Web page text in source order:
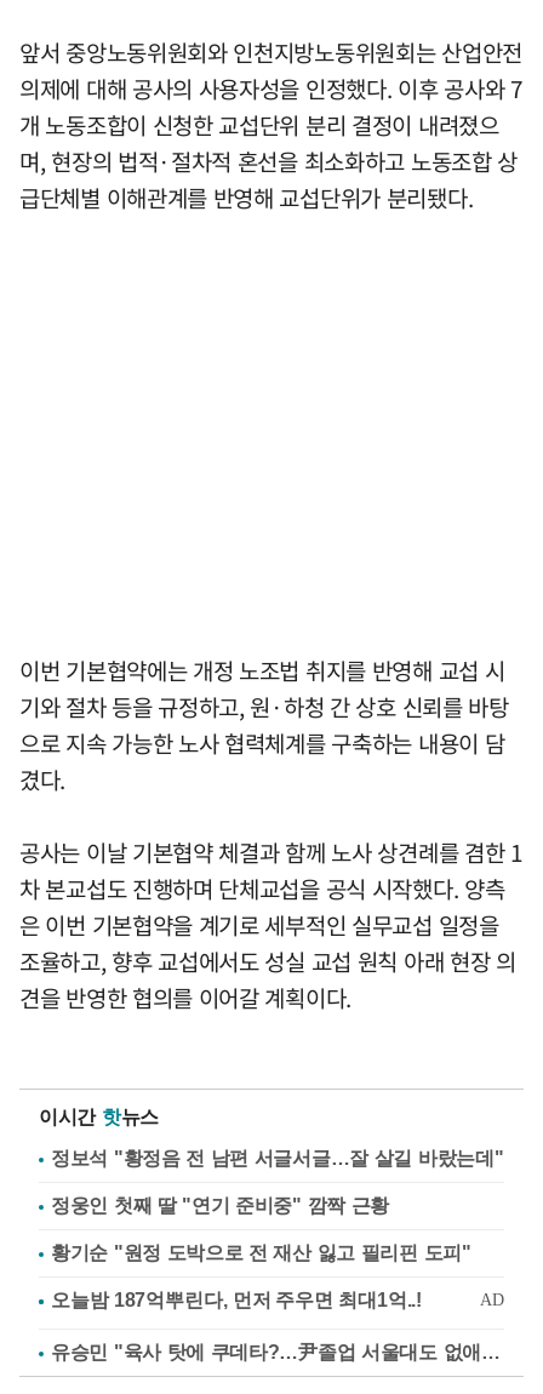
앞서 중앙노동위원회와 인천지방노동위원회는 산업안전
의제에 대해 공사의 사용자성을 인정했다. 이후 공사와 7
개 노동조합이 신청한 교섭단위 분리 결정이 내려졌으
며, 현장의 법적·절차적 혼선을 최소화하고 노동조합 상
급단체별 이해관계를 반영해 교섭단위가 분리됐다.
이번 기본협약에는 개정 노조법 취지를 반영해 교섭 시
기와 절차 등을 규정하고, 원·하청 간 상호 신뢰를 바탕
으로 지속 가능한 노사 협력체계를 구축하는 내용이 담
겼다.
공사는 이날 기본협약 체결과 함께 노사 상견례를 겸한 1
차 본교섭도 진행하며 단체교섭을 공식 시작했다. 양측
은 이번 기본협약을 계기로 세부적인 실무교섭 일정을
조율하고, 향후 교섭에서도 성실 교섭 원칙 아래 현장 의
견을 반영한 협의를 이어갈 계획이다.
이시간 핫뉴스
정보석 "황정음 전 남편 서글서글…잘 살길 바랐는데"
정웅인 첫째 딸 "연기 준비중" 깜짝 근황
황기순 "원정 도박으로 전 재산 잃고 필리핀 도피"
유승민 "육사 탓에 쿠데타?…尹졸업 서울대도 없애나"